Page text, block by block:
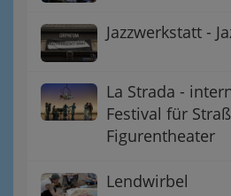
Jazzwerkstatt -
La Strada -
Festival für
Figurentheater
Lendwirbel